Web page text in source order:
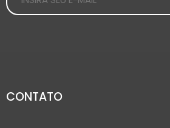
CONTATO